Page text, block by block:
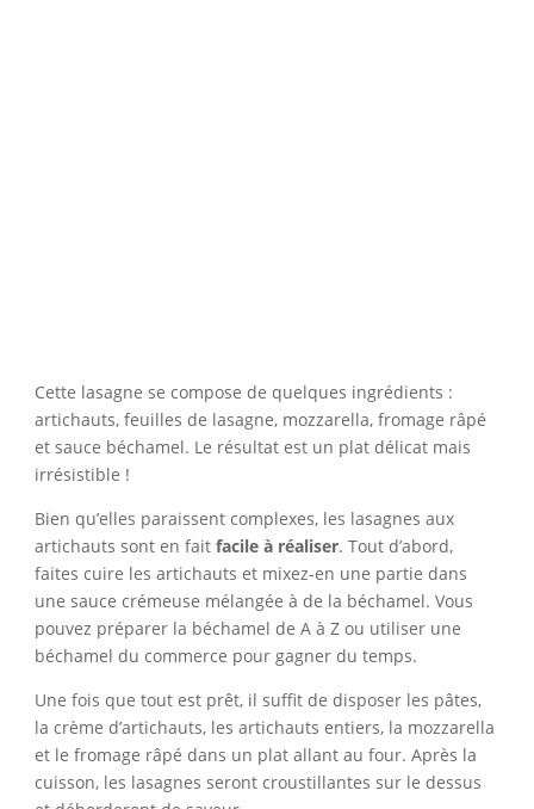
Cette lasagne se compose de quelques ingrédients :
artichauts, feuilles de lasagne, mozzarella, fromage râpé
et sauce béchamel. Le résultat est un plat délicat mais
irrésistible !
Bien qu’elles paraissent complexes, les lasagnes aux
artichauts sont en fait facile à réaliser. Tout d’abord,
faites cuire les artichauts et mixez-en une partie dans
une sauce crémeuse mélangée à de la béchamel. Vous
pouvez préparer la béchamel de A à Z ou utiliser une
béchamel du commerce pour gagner du temps.
Une fois que tout est prêt, il suffit de disposer les pâtes,
la crème d’artichauts, les artichauts entiers, la mozzarella
et le fromage râpé dans un plat allant au four. Après la
cuisson, les lasagnes seront croustillantes sur le dessus